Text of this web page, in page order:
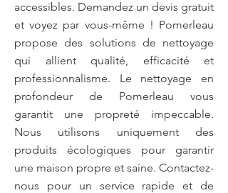
accessibles. Demandez un devis gratuit
et voyez par vous-même ! Pomerleau
propose des solutions de nettoyage
qui allient qualité, efficacité et
professionnalisme. Le nettoyage en
profondeur de Pomerleau vous
garantit une propreté impeccable.
Nous utilisons uniquement des
produits écologiques pour garantir
une maison propre et saine. Contactez-
nous pour un service rapide et de